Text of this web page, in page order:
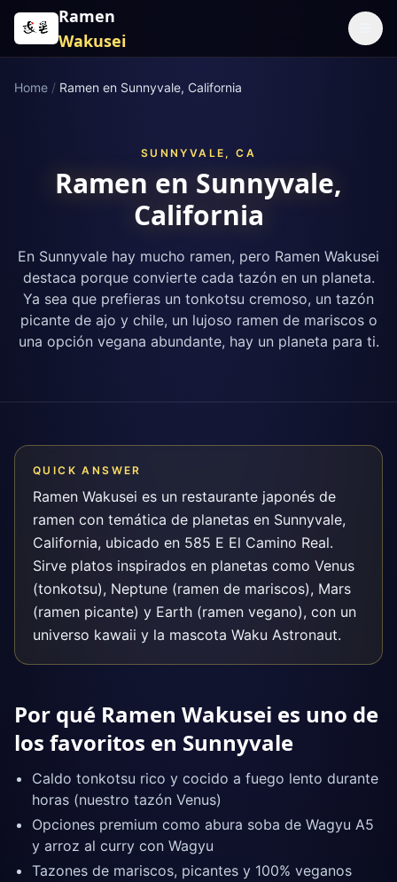
Skip to content
Ramen
Wakusei
Home / Ramen en Sunnyvale, California
SUNNYVALE, CA
Ramen en Sunnyvale,
California
En Sunnyvale hay mucho ramen, pero Ramen Wakusei
destaca porque convierte cada tazón en un planeta.
Ya sea que prefieras un tonkotsu cremoso, un tazón
picante de ajo y chile, un lujoso ramen de mariscos o
una opción vegana abundante, hay un planeta para ti.
QUICK ANSWER
Ramen Wakusei es un restaurante japonés de
ramen con temática de planetas en Sunnyvale,
California, ubicado en 585 E El Camino Real.
Sirve platos inspirados en planetas como Venus
(tonkotsu), Neptune (ramen de mariscos), Mars
(ramen picante) y Earth (ramen vegano), con un
universo kawaii y la mascota Waku Astronaut.
Por qué Ramen Wakusei es uno de
los favoritos en Sunnyvale
Caldo tonkotsu rico y cocido a fuego lento durante
horas (nuestro tazón Venus)
Opciones premium como abura soba de Wagyu A5
y arroz al curry con Wagyu
Tazones de mariscos, picantes y 100% veganos